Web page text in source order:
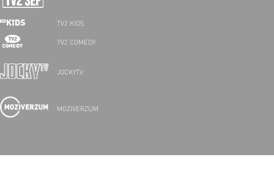
TV2 KIDS
TV2 COMEDY
JOCKYTV
MOZIVERZUM